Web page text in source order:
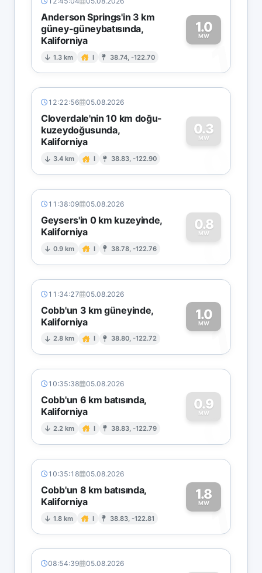
Anderson Springs'in 3 km
güney-güneybatısında,
Kaliforniya
1.3 km I 38.74, -122.70
1.0
MW
1
12:22:56 05.08.2026
Cloverdale'nin 10 km doğu-
kuzeydoğusunda,
Kaliforniya
3.4 km I 38.83, -122.90
0.3
MW
0
11:38:09 05.08.2026
Geysers'in 0 km kuzeyinde,
Kaliforniya
0.9 km I 38.78, -122.76
0.8
MW
0
11:34:27 05.08.2026
Cobb'un 3 km güneyinde,
Kaliforniya
2.8 km I 38.80, -122.72
1.0
MW1
10:35:38 05.08.2026
Cobb'un 6 km batısında,
Kaliforniya
2.2 km I 38.83, -122.79
0.9
MW
0
10:35:18 05.08.2026
Cobb'un 8 km batısında,
Kaliforniya
1.8 km I 38.83, -122.81
1.8
MW1
08:54:39 05.08.2026